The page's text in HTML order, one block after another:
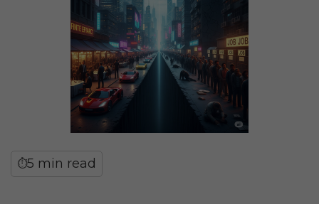
⏱5 min read